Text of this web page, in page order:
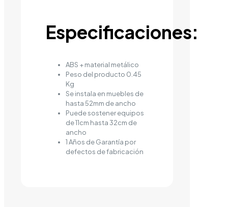
Especificaciones:
ABS + material metálico
Peso del producto 0.45
Kg
Se instala en muebles de
hasta 52mm de ancho
Puede sostener equipos
de 11cm hasta 32cm de
ancho
1 Años de Garantía por
defectos de fabricación